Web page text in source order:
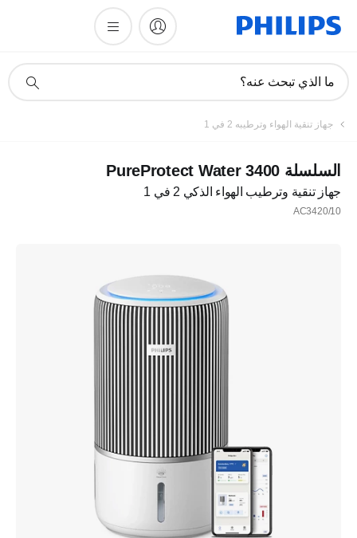
دعم
ما الذي تبحث عنه؟
جهاز تنقية الهواء وترطيبه 2 في 1
السلسلة PureProtect Water 3400
جهاز تنقية وترطيب الهواء الذكي 2 في 1
AC3420/10